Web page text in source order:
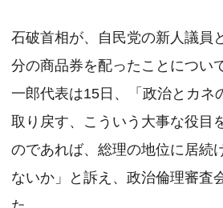
石破首相が、自民党の新人議員
分の商品券を配ったことについ
一郎代表は15日、「政治とカネ
取り戻す、こういう大事な役目
のであれば、総理の地位に居続
ないか」と訴え、政治倫理審査